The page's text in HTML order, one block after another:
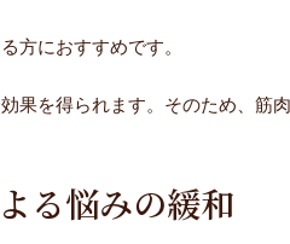
方におすすめです。
果を得られます。そのため、筋
る悩みの緩和